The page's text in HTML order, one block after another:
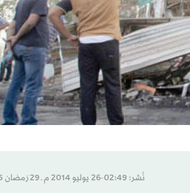
نُشر: 02:49-26 يوليو 2014 م ـ 29 رَمضان 1435 هـ